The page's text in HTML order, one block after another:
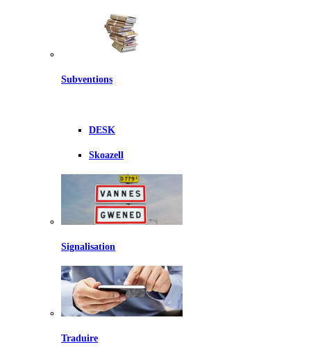
Subventions
DESK
Skoazell
Signalisation
Traduire